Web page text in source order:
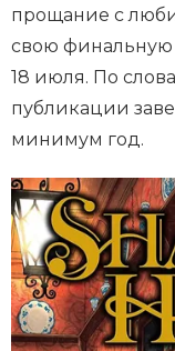
прощание с
свою финальную
18 июля. По
публикации
минимум год.